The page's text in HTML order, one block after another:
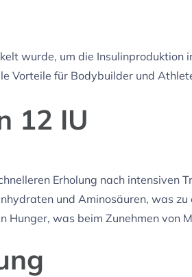
wurde, um die Insulinproduktion
Vorteile für Bodybuilder und
12 IU
Erholung nach intensiven
und Aminosäuren, was
Hunger, was beim Zunehmen von